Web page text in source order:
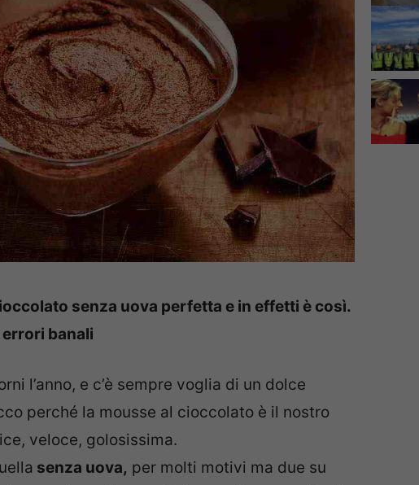
senza uova perfetta e in effetti è così.
errori banali
l’anno, e c’è sempre voglia di un dolce
perché la mousse al cioccolato è il nostro
veloce, golosissima.
senza uova, per molti motivi ma due su